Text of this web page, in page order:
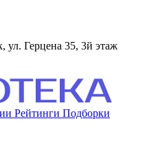
ул. Герцена 35, 3й этаж
Рейтинги Подборки